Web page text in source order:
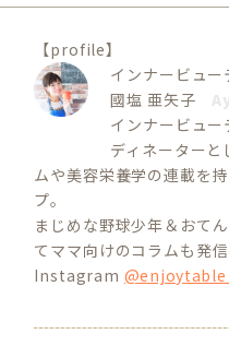
【profile】
インナービュー
國塩 亜矢子
インナービュー
ディネーターと
ムや美容栄養学の連載を
プ。
まじめな野球少年＆おて
てママ向けのコラムも発信
Instagram